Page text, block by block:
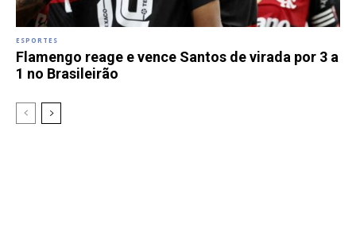
ESPORTES
Flamengo reage e vence Santos de virada por 3 a
1 no Brasileirão